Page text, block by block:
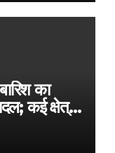
का
कई क्षेत्रों